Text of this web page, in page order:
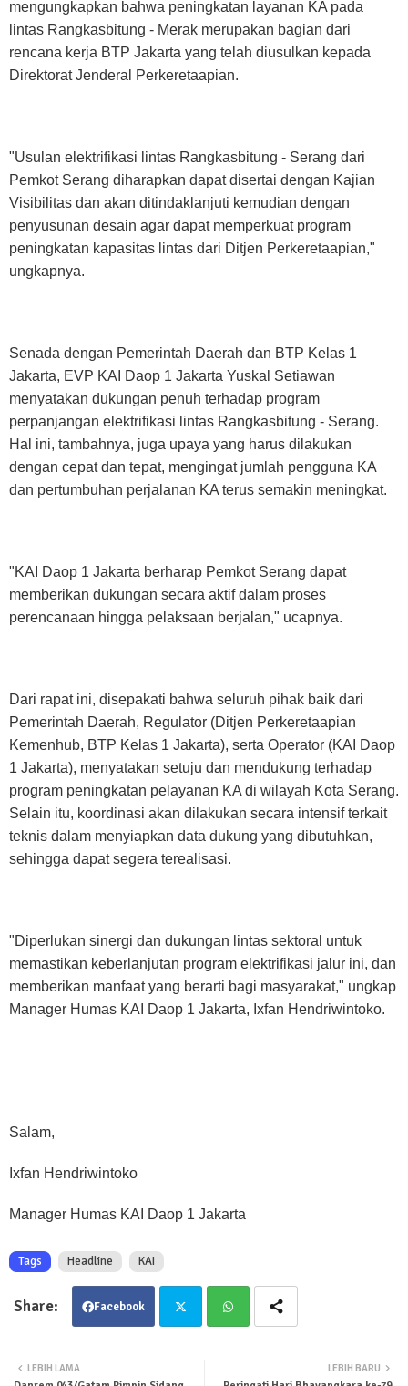
mengungkapkan bahwa peningkatan layanan KA pada
lintas Rangkasbitung - Merak merupakan bagian dari
rencana kerja BTP Jakarta yang telah diusulkan kepada
Direktorat Jenderal Perkeretaapian.
"Usulan elektrifikasi lintas Rangkasbitung - Serang dari
Pemkot Serang diharapkan dapat disertai dengan Kajian
Visibilitas dan akan ditindaklanjuti kemudian dengan
penyusunan desain agar dapat memperkuat program
peningkatan kapasitas lintas dari Ditjen Perkeretaapian,"
ungkapnya.
Senada dengan Pemerintah Daerah dan BTP Kelas 1
Jakarta, EVP KAI Daop 1 Jakarta Yuskal Setiawan
menyatakan dukungan penuh terhadap program
perpanjangan elektrifikasi lintas Rangkasbitung - Serang.
Hal ini, tambahnya, juga upaya yang harus dilakukan
dengan cepat dan tepat, mengingat jumlah pengguna KA
dan pertumbuhan perjalanan KA terus semakin meningkat.
"KAI Daop 1 Jakarta berharap Pemkot Serang dapat
memberikan dukungan secara aktif dalam proses
perencanaan hingga pelaksaan berjalan," ucapnya.
Dari rapat ini, disepakati bahwa seluruh pihak baik dari
Pemerintah Daerah, Regulator (Ditjen Perkeretaapian
Kemenhub, BTP Kelas 1 Jakarta), serta Operator (KAI Daop
1 Jakarta), menyatakan setuju dan mendukung terhadap
program peningkatan pelayanan KA di wilayah Kota Serang.
Selain itu, koordinasi akan dilakukan secara intensif terkait
teknis dalam menyiapkan data dukung yang dibutuhkan,
sehingga dapat segera terealisasi.
"Diperlukan sinergi dan dukungan lintas sektoral untuk
memastikan keberlanjutan program elektrifikasi jalur ini, dan
memberikan manfaat yang berarti bagi masyarakat," ungkap
Manager Humas KAI Daop 1 Jakarta, Ixfan Hendriwintoko.
Salam,
Ixfan Hendriwintoko
Manager Humas KAI Daop 1 Jakarta
Tags Headline KAI
Facebook
LEBIH BARU
LEBIH LAMA